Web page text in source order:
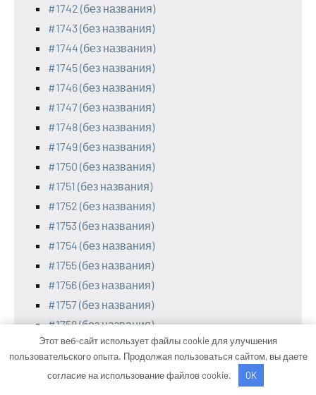
#1742 (без названия)
#1743 (без названия)
#1744 (без названия)
#1745 (без названия)
#1746 (без названия)
#1747 (без названия)
#1748 (без названия)
#1749 (без названия)
#1750 (без названия)
#1751 (без названия)
#1752 (без названия)
#1753 (без названия)
#1754 (без названия)
#1755 (без названия)
#1756 (без названия)
#1757 (без названия)
#1758 (без названия)
#1759 (без названия)
#1760 (без названия)
#1761 (без названия)
Этот веб-сайт использует файлы cookie для улучшения
пользовательского опыта. Продолжая пользоваться сайтом, вы даете
согласие на использование файлов cookie.
OK